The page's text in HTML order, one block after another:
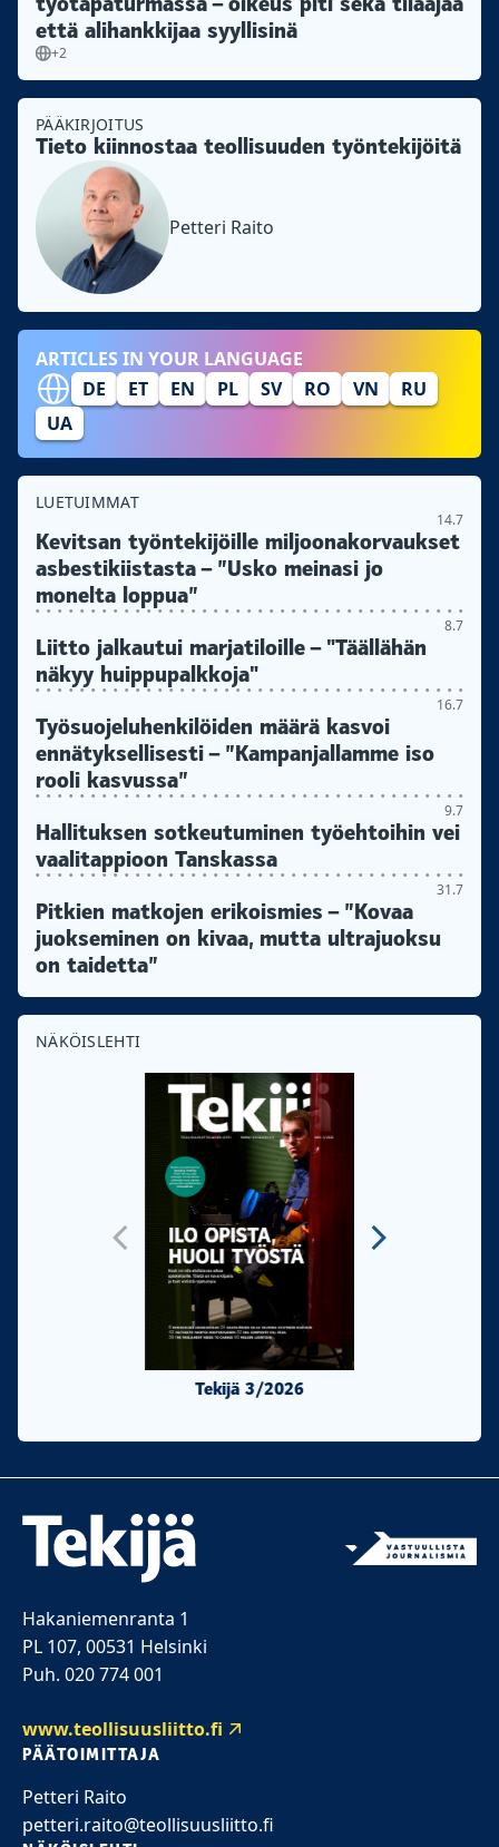
että alihankkijaa syyllisinä
+2
PÄÄKIRJOITUS
Tieto kiinnostaa teollisuuden työntekijöitä
Petteri Raito
ARTICLES IN YOUR LANGUAGE
DE
ET EN PL SV RO VN
RU
UA
LUETUIMMAT
14.7
Kevitsan työntekijöille miljoonakorvaukset
asbestikiistasta – ”Usko meinasi jo
monelta loppua”
8.7
Liitto jalkautui marjatiloille – "Täällähän
näkyy huippupalkkoja"
16.7
Työsuojeluhenkilöiden määrä kasvoi
ennätyksellisesti – ”Kampanjallamme iso
rooli kasvussa”
9.7
Hallituksen sotkeutuminen työehtoihin vei
vaalitappioon Tanskassa
31.7
Pitkien matkojen erikoismies – ”Kovaa
juokseminen on kivaa, mutta ultrajuoksu
on taidetta”
NÄKÖISLEHTI
Tekijä 3/2026
Hakaniemenranta 1
PL 107, 00531 Helsinki
Puh. 020 774 001
www.teollisuusliitto.fi
PÄÄTOIMITTAJA
Petteri Raito
petteri.raito@teollisuusliitto.fi